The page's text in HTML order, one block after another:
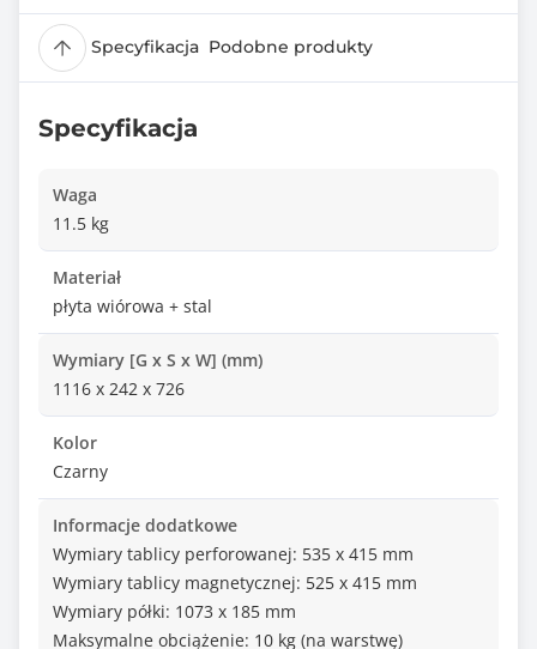
Specyfikacja Podobne produkty
Specyfikacja
Waga
11.5 kg
Materiał
płyta wiórowa + stal
Wymiary [G x S x W] (mm)
1116 x 242 x 726
Kolor
Czarny
Informacje dodatkowe
Wymiary tablicy perforowanej: 535 x 415 mm
Wymiary tablicy magnetycznej: 525 x 415 mm
Wymiary półki: 1073 x 185 mm
Maksymalne obciążenie: 10 kg (na warstwę)